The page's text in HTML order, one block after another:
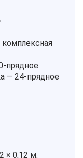
комплексная
— 24‑прядное
× 0,12 м.